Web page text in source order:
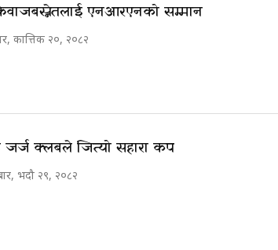
बस्नेतलाई एनआरएनको सम्मान
कात्तिक २०, २०८२
क्लबले जित्यो सहारा कप
भदौ २९, २०८२